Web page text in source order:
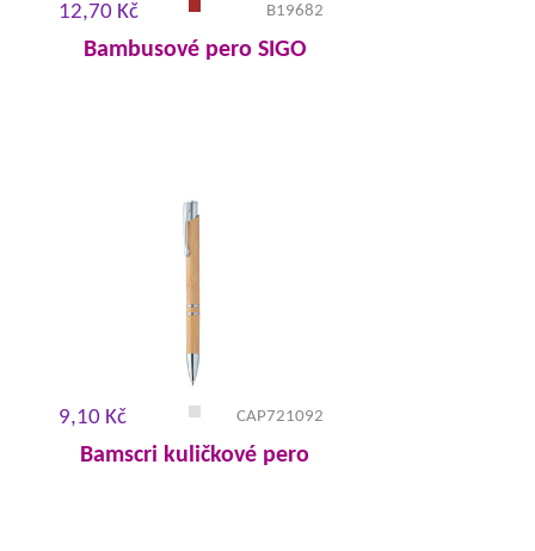
12,70 Kč B19682
Bambusové pero SIGO
9,10 Kč CAP721092
Bamscri kuličkové pero